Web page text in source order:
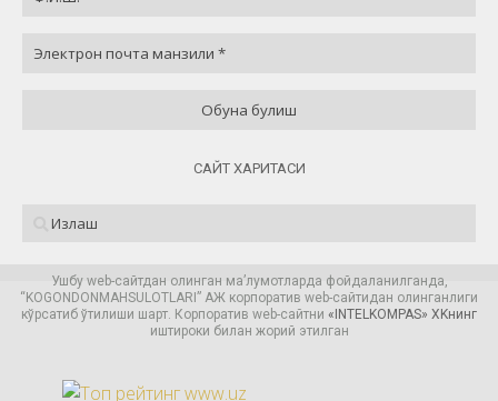
САЙТ ХАРИТАСИ
Ушбу web-сайтдан олинган ма’лумотларда фойдаланилганда,
“KOGONDONMAHSULOTLARI” AЖ корпоратив web-сайтидан олинганлиги
кўрсатиб ўтилиши шарт. Корпоратив web-сайтни « INTELKOMPAS» XKнинг
иштироки билан жорий этилган